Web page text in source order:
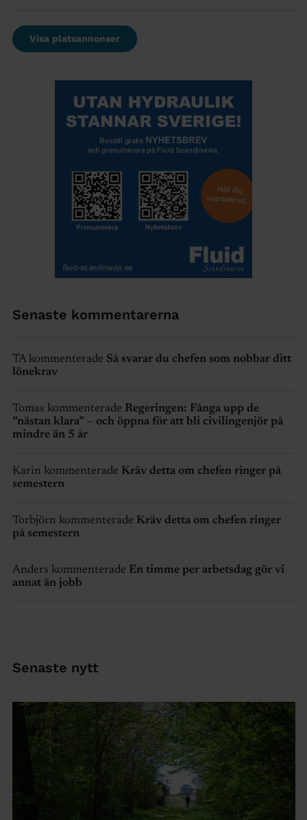
Visa platsannonser
Senaste kommentarerna
TA kommenterade Så svarar du chefen som nobbar ditt
lönekrav
Tomas kommenterade Regeringen: Fånga upp de
”nästan klara” – och öppna för att bli civilingenjör på
mindre än 5 år
Karin kommenterade Kräv detta om chefen ringer på
semestern
Torbjörn kommenterade Kräv detta om chefen ringer
på semestern
Anders kommenterade En timme per arbetsdag gör vi
annat än jobb
Senaste nytt